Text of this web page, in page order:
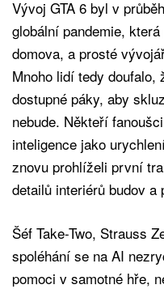
Vývoj GTA 6 byl v
globální pandemie,
domova, a prosté
Mnoho lidí tedy
dostupné páky, aby
nebude. Někteří
inteligence jako
znovu prohlíželi první
detailů interiérů budov a
Šéf Take-Two, Strauss
spoléhání se na AI
pomoci v samotné hře,